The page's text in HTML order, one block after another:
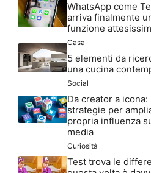
WhatsApp come
arriva finalmente
funzione
Casa
5 elementi da
una cucina
Social
Da creator a icona:
strategie per
propria influenza
media
Curiosità
Test trova le